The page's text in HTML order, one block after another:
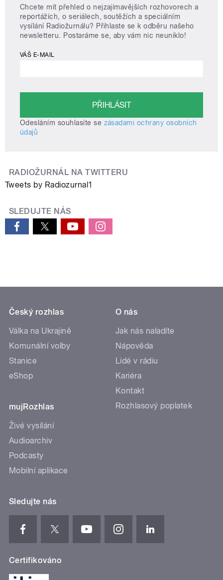
Chcete mít přehled o nejzajímavějších rozhovorech a
reportážích, o seriálech, soutěžích a speciálním
vysílání Radiožurnálu? Přihlaste se k odběru našeho
newsletteru. Postaráme se, aby vám nic neuniklo!
VÁŠ E-MAIL
Odesláním souhlasíte se zásadami ochrany osobních
údajů
RADIOŽURNÁL NA TWITTERU
Tweets by Radiozurnal1
SLEDUJTE NÁS
Český rozhlas
Válka na Ukrajině
Komunální volby
Stanice
eShop
mujRozhlas
Živé vysílání
Audioarchiv
Podcasty
Mobilní aplikace
O nás
Jak nás naladíte
Nápověda
Lidé v rádiu
Kariéra
Kontakt
Rozhlasový poplatek
Sledujte nás
Certifikováno